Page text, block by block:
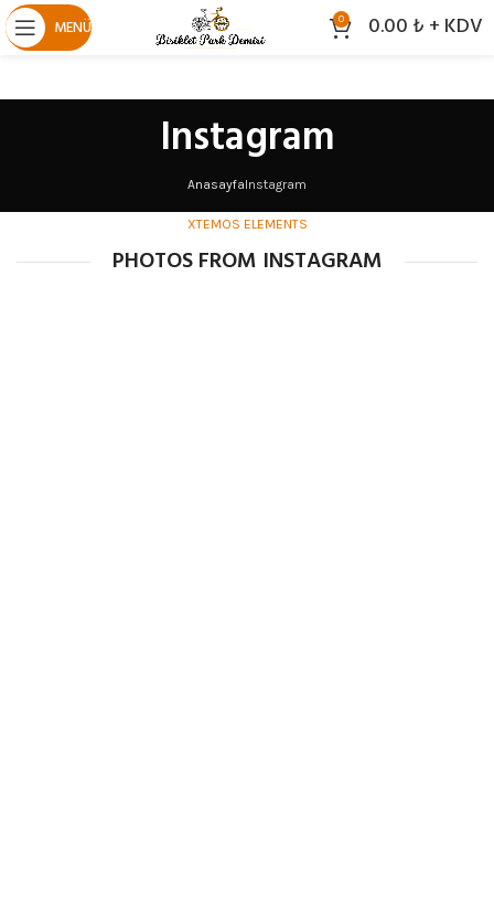
MENÜ 0 0.00 ₺ + KDV
Instagram
AnasayfaInstagram
XTEMOS ELEMENTS
PHOTOS FROM INSTAGRAM